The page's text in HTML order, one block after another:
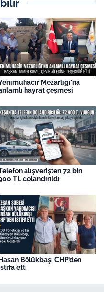
Mezarlığı'na
hayrat çeşmesi
alışverişten 72 bin
TL dolandırıldı
Hasan Bölükbaşı CHP’den
etti